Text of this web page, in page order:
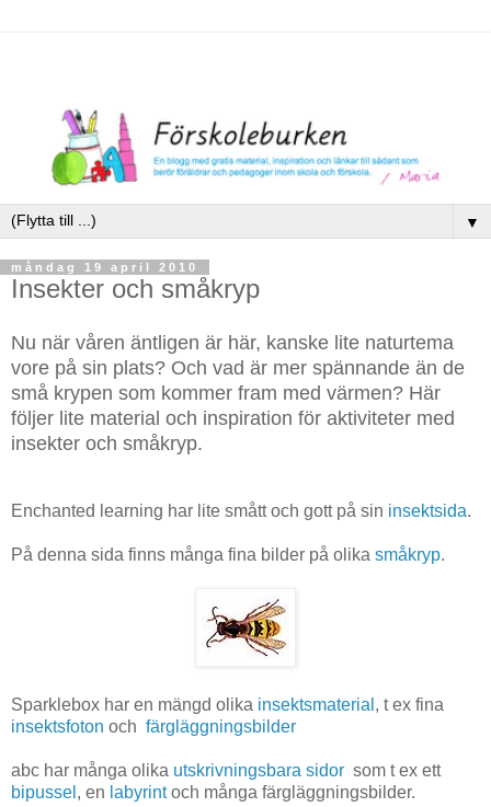
▼
måndag 19 april 2010
Insekter och småkryp
Nu när våren äntligen är här, kanske lite naturtema
vore på sin plats? Och vad är mer spännande än de
små krypen som kommer fram med värmen? Här
följer lite material och inspiration för aktiviteter med
insekter och småkryp.
Enchanted learning har lite smått och gott på sin insektsida.
På denna sida finns många fina bilder på olika småkryp.
Sparklebox har en mängd olika insektsmaterial , t ex fina
insektsfoton och färgläggningsbilder
abc har många olika utskrivningsbara sidor som t ex ett
bipussel , en labyrintoch många färgläggningsbilder.